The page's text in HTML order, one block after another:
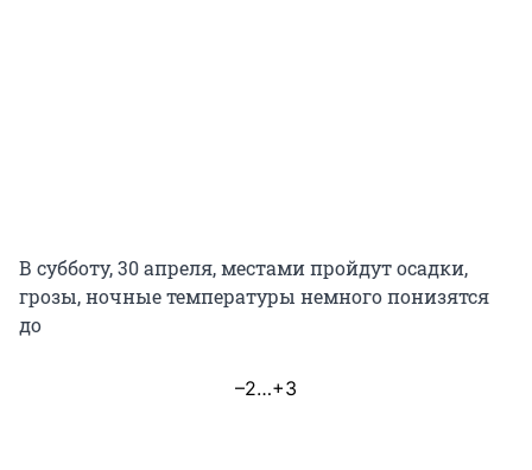
В субботу, 30 апреля, местами пройдут осадки,
грозы, ночные температуры немного понизятся
до
–2…+3